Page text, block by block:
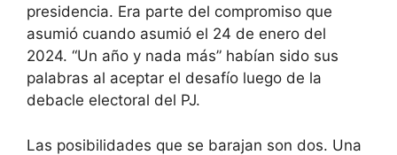
presidencia. Era parte del compromiso que
asumió cuando asumió el 24 de enero del
2024. “Un año y nada más” habían sido sus
palabras al aceptar el desafío luego de la
debacle electoral del PJ.
Las posibilidades que se barajan son dos. Una